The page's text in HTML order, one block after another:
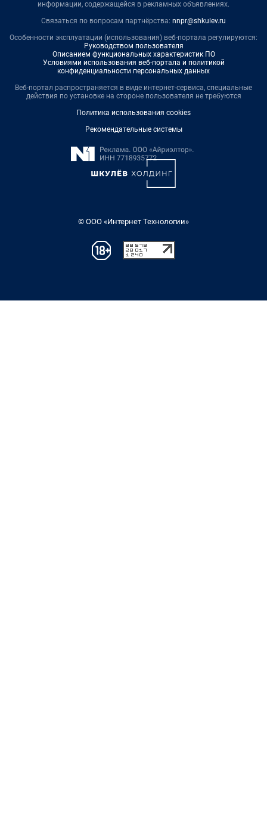
информации, содержащейся в рекламных объявлениях.
Связаться по вопросам партнёрства: nnpr@shkulev.ru
Особенности эксплуатации (использования) веб-портала регулируются:
Руководством пользователя
Описанием функциональных характеристик ПО
Условиями использования веб-портала и политикой
конфиденциальности персональных данных
Веб-портал распространяется в виде интернет-сервиса, специальные
действия по установке на стороне пользователя не требуются
Политика использования cookies
Рекомендательные системы
© ООО «Интернет Технологии»